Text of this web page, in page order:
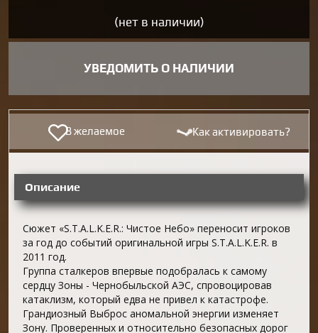
(нет в наличии)
УВЕДОМИТЬ О НАЛИЧИИ
В желаемое Как активировать?
Описание
Сюжет «S.T.A.L.K.E.R.: Чистое Небо» переносит игроков
за год до событий оригинальной игры S.T.A.L.K.E.R. в
2011 год.
Группа сталкеров впервые подобралась к самому
сердцу Зоны - Чернобыльской АЭС, спровоцировав
катаклизм, который едва не привел к катастрофе.
Грандиозный Выброс аномальной энергии изменяет
Зону. Проверенных и относительно безопасных дорог